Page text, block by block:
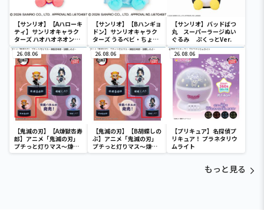
【サンリオ】【Aハローキ
ティ】サンリオキャラク
ターズ ハオハオネオンタ
ウンドールBIGタイプ1
【サンリオ】【Bハンギョ
ドン】サンリオキャラク
ターズ うるベビ・ちょい
デカドール
【サンリオ】バッドばつ
丸 スーパーラージぬい
ぐるみ ぷくっとVer.
26.08.06
【鬼滅の刃】【A煉獄杏寿
郎】アニメ「鬼滅の刃」
プチっと灯りマス～煉獄
杏寿郎・胡蝶しのぶ～
26.08.06
【鬼滅の刃】【B胡蝶しの
ぶ】アニメ「鬼滅の刃」
プチっと灯りマス～煉獄
杏寿郎・胡蝶しのぶ～
26.08.06
【プリキュア】名探偵プ
リキュア！ プラネタリウ
ムライト
もっと見る